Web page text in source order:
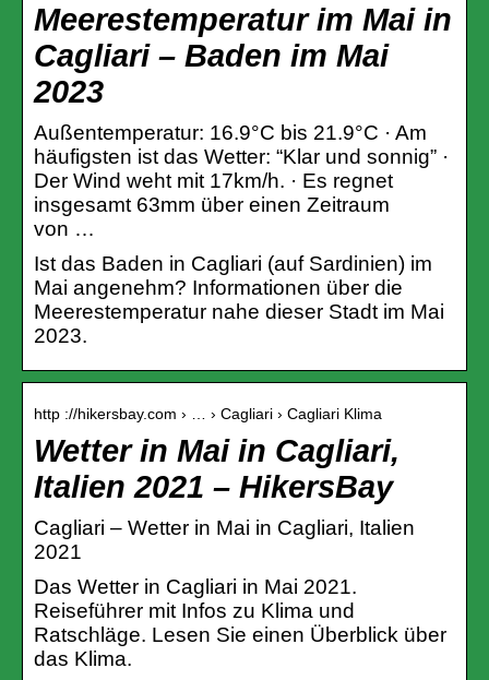
Meerestemperatur im Mai in
Cagliari – Baden im Mai
2023
Außentemperatur: 16.9°C bis 21.9°C · Am
häufigsten ist das Wetter: “Klar und sonnig” ·
Der Wind weht mit 17km/h. · Es regnet
insgesamt 63mm über einen Zeitraum
von …
Ist das Baden in Cagliari (auf Sardinien) im
Mai angenehm? Informationen über die
Meerestemperatur nahe dieser Stadt im Mai
2023.
http ://hikersbay.com › … › Cagliari › Cagliari Klima
Wetter in Mai in Cagliari,
Italien 2021 – HikersBay
Cagliari – Wetter in Mai in Cagliari, Italien
2021
Das Wetter in Cagliari in Mai 2021.
Reiseführer mit Infos zu Klima und
Ratschläge. Lesen Sie einen Überblick über
das Klima.